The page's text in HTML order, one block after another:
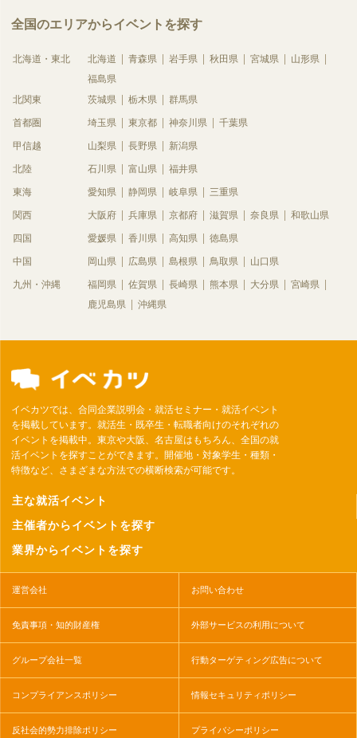
全国のエリアからイベントを探す
北海道・東北 北海道 青森県 岩手県 秋田県 宮城県
山形県
福島県
北関東
茨城県 栃木県 群馬県
首都圏 埼玉県 東京都 神奈川県 千葉県
甲信越 山梨県 長野県 新潟県
北陸 石川県 富山県 福井県
東海 愛知県 静岡県 岐阜県 三重県
関西 大阪府 兵庫県 京都府 滋賀県 奈良県 和歌山県
四国 愛媛県 香川県 高知県 徳島県
中国 岡山県 広島県 島根県 鳥取県 山口県
九州・沖縄 福岡県 佐賀県 長崎県 熊本県 大分県
宮崎県
鹿児島県
沖縄県
イベカツでは、合同企業説明会・就活セミナー・就活イベント
を掲載しています。就活生・既卒生・転職者向けのそれぞれの
イベントを掲載中。東京や大阪、名古屋はもちろん、全国の就
活イベントを探すことができます。開催地・対象学生・種類・
特徴など、さまざまな方法での横断検索が可能です。
主な就活イベント
主催者からイベントを探す
業界からイベントを探す
運営会社 お問い合わせ
免責事項・知的財産権 外部サービスの利用について
グループ会社一覧 行動ターゲティング広告について
コンプライアンスポリシー 情報セキュリティポリシー
反社会的勢力排除ポリシー プライバシーポリシー